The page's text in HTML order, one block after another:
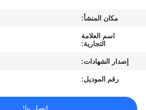
مراقبة
الجودة
مكان المنشأ:
اسم العلامة
التجارية:
إصدار الشهادات:
رقم الموديل:
اتصل بنا!